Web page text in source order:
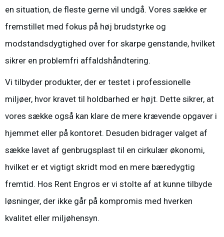
en situation, de fleste gerne vil undgå. Vores sække er
fremstillet med fokus på høj brudstyrke og
modstandsdygtighed over for skarpe genstande, hvilket
sikrer en problemfri affaldshåndtering.
Vi tilbyder produkter, der er testet i professionelle
miljøer, hvor kravet til holdbarhed er højt. Dette sikrer, at
vores sække også kan klare de mere krævende opgaver i
hjemmet eller på kontoret. Desuden bidrager valget af
sække lavet af genbrugsplast til en cirkulær økonomi,
hvilket er et vigtigt skridt mod en mere bæredygtig
fremtid. Hos Rent Engros er vi stolte af at kunne tilbyde
løsninger, der ikke går på kompromis med hverken
kvalitet eller miljøhensyn.